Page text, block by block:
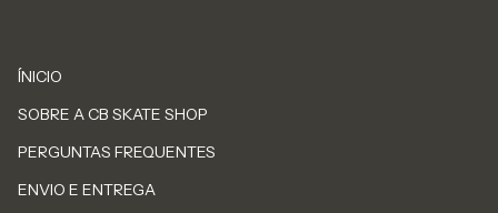
ÍNICIO
SOBRE A CB SKATE SHOP
PERGUNTAS FREQUENTES
ENVIO E ENTREGA